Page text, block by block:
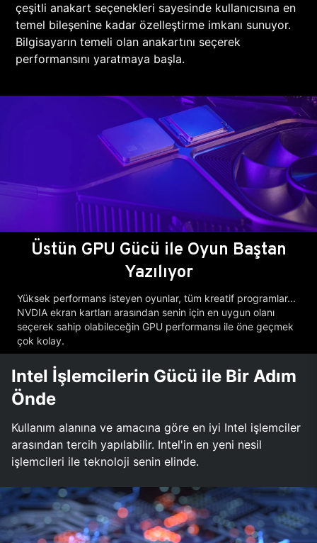
çeşitli anakart seçenekleri sayesinde kullanıcısına en
temel bileşenine kadar özelleştirme imkanı sunuyor.
Bilgisayarın temeli olan anakartını seçerek
performansını yaratmaya başla.
Üstün GPU Gücü ile Oyun Baştan
Yazılıyor
Yüksek performans isteyen oyunlar, tüm kreatif programlar...
NVDIA ekran kartları arasından senin için en uygun olanı
seçerek sahip olabileceğin GPU performansı ile öne geçmek
çok kolay.
Intel İşlemcilerin Gücü ile Bir Adım
Önde
Kullanım alanına ve amacına göre en iyi Intel işlemciler
arasından tercih yapılabilir. Intel'in en yeni nesil
işlemcileri ile teknoloji senin elinde.